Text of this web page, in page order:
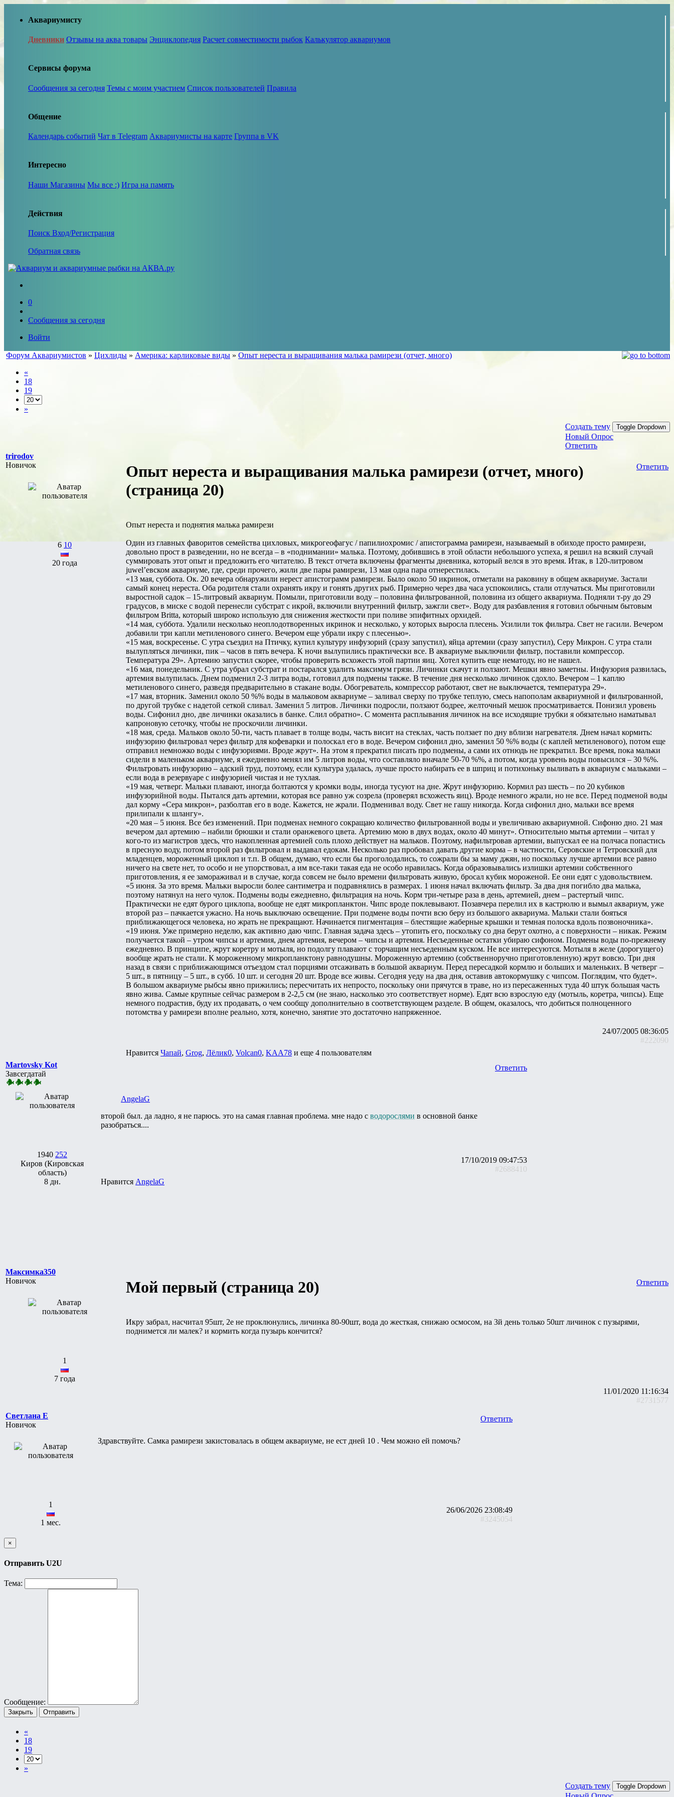
Аквариумисту
Дневники Отзывы на аква товары Энциклопедия Расчет совместимости рыбок Калькулятор аквариумов
Сервисы форума
Сообщения за сегодня Темы с моим участием Список пользователей Правила
Общение
Календарь событий Чат в Telegram Аквариумисты на карте Группа в VK
Интересно
Наши Магазины Мы все :) Игра на память
Действия
Поиск Вход/Регистрация
Обратная связь
0
Сообщения за сегодня
Войти
Форум Аквариумистов » Цихлиды » Америка: карликовые виды » Опыт нереста и выращивания малька рамирези (отчет, много)
«
18
19
»
Создать тему Toggle Dropdown
Новый Опрос
Ответить
trirodov
Новичок
6 10
20 года
Ответить
Опыт нереста и выращивания малька рамирези (отчет, много)
(страница 20)
Опыт нереста и поднятия малька рамирези
Один из главных фаворитов семейства цихловых, микрогеофагус / папилиохромис / апистограмма рамирези, называемый в обиходе просто рамирези,
довольно прост в разведении, но не всегда – в «поднимании» малька. Поэтому, добившись в этой области небольшого успеха, я решил на всякий случай
суммировать этот опыт и предложить его читателю. В текст отчета включены фрагменты дневника, который велся в это время. Итак, в 120-литровом
juwel’евском аквариуме, где, среди прочего, жили две пары рамирези, 13 мая одна пара отнерестилась.
«13 мая, суббота. Ок. 20 вечера обнаружили нерест апистограмм рамирези. Было около 50 икринок, отметали на раковину в общем аквариуме. Застали
самый конец нереста. Оба родителя стали охранять икру и гонять других рыб. Примерно через два часа успокоились, стали отлучаться. Мы приготовили
выростной садок – 15-литровый аквариум. Помыли, приготовили воду – половина фильтрованной, половина из общего аквариума. Подняли т-ру до 29
градусов, в миске с водой перенесли субстрат с икрой, включили внутренний фильтр, зажгли свет». Воду для разбавления я готовил обычным бытовым
фильтром Britta, который широко использую для снижения жесткости при поливе эпифитных орхидей.
«14 мая, суббота. Удалили несколько неоплодотворенных икринок и несколько, у которых выросла плесень. Усилили ток фильтра. Свет не гасили. Вечером
добавили три капли метиленового синего. Вечером еще убрали икру с плесенью».
«15 мая, воскресенье. С утра съездил на Птичку, купил культуру инфузорий (сразу запустил), яйца артемии (сразу запустил), Серу Микрон. С утра стали
вылупляться личинки, пик – часов в пять вечера. К ночи вылупились практически все. В аквариуме выключили фильтр, поставили компрессор.
Температура 29». Артемию запустил скорее, чтобы проверить всхожесть этой партии яиц. Хотел купить еще нематоду, но не нашел.
«16 мая, понедельник. С утра убрал субстрат и постарался удалить максимум грязи. Личинки скачут и ползают. Мешки явно заметны. Инфузория развилась,
артемия вылупилась. Днем подменил 2-3 литра воды, готовил для подмены также. В течение дня несколько личинок сдохло. Вечером – 1 каплю
метиленового синего, разведя предварительно в стакане воды. Обогреватель, компрессор работают, свет не выключается, температура 29».
«17 мая, вторник. Заменил около 50 %% воды в мальковом аквариуме – заливал сверху по трубке теплую, смесь напополам аквариумной и фильтрованной,
по другой трубке с надетой сеткой сливал. Заменил 5 литров. Личинки подросли, ползают бодрее, желточный мешок просматривается. Понизил уровень
воды. Сифонил дно, две личинки оказались в банке. Слил обратно». С момента расплывания личинок на все исходящие трубки я обязательно наматывал
капроновую сеточку, чтобы не проскочили личинки.
«18 мая, среда. Мальков около 50-ти, часть плавает в толще воды, часть висит на стеклах, часть ползает по дну вблизи нагревателя. Днем начал кормить:
инфузорию фильтровал через фильтр для кофеварки и полоскал его в воде. Вечером сифонил дно, заменил 50 %% воды (с каплей метиленового), потом еще
отправил немножко воды с инфузориями. Вроде жрут». На этом я прекратил писать про подмены, а сами их отнюдь не прекратил. Все время, пока мальки
сидели в маленьком аквариуме, я ежедневно менял им 5 литров воды, что составляло вначале 50-70 %%, а потом, когда уровень воды повысился – 30 %%.
Фильтровать инфузорию – адский труд, поэтому, если культура удалась, лучше просто набирать ее в шприц и потихоньку выливать в аквариум с мальками –
если вода в резервуаре с инфузорией чистая и не тухлая.
«19 мая, четверг. Мальки плавают, иногда болтаются у кромки воды, иногда тусуют на дне. Жрут инфузорию. Кормил раз шесть – по 20 кубиков
инфузорийной воды. Пытался дать артемии, которая все равно уж созрела (проверял всхожесть яиц). Вроде немного жрали, но не все. Перед подменой воды
дал корму «Сера микрон», разболтав его в воде. Кажется, не жрали. Подменивал воду. Свет не гашу никогда. Когда сифонил дно, мальки все время
прилипали к шлангу».
«20 мая – 5 июня. Все без изменений. При подменах немного сокращаю количество фильтрованной воды и увеличиваю аквариумной. Сифоню дно. 21 мая
вечером дал артемию – набили брюшки и стали оранжевого цвета. Артемию мою в двух водах, около 40 минут». Относительно мытья артемии – читал у
кого-то из магистров здесь, что накопленная артемией соль плохо действует на мальков. Поэтому, нафильтровав артемии, выпускал ее на полчаса попастись
в пресную воду, потом второй раз фильтровал и выдавал едокам. Несколько раз пробовал давать другие корма – в частности, Серовские и Тетровский для
младенцев, мороженный циклоп и т.п. В общем, думаю, что если бы проголодались, то сожрали бы за маму джян, но поскольку лучше артемии все равно
ничего на свете нет, то особо и не упорствовал, а им все-таки такая еда не особо нравилась. Когда образовывались излишки артемии собственного
приготовления, я ее замораживал и в случае, когда совсем не было времени фильтровать живую, бросал кубик мороженой. Ее они едят с удовольствием.
«5 июня. За это время. Мальки выросли более сантиметра и подравнялись в размерах. 1 июня начал включать фильтр. За два дня погибло два малька,
поэтому натянул на него чулок. Подмены воды ежедневно, фильтрация на ночь. Корм три-четыре раза в день, артемией, днем – растертый чипс.
Практически не едят бурого циклопа, вообще не едят микропланктон. Чипс вроде поклевывают. Позавчера перелил их в кастрюлю и вымыл аквариум, уже
второй раз – пачкается ужасно. На ночь выключаю освещение. При подмене воды почти всю беру из большого аквариума. Мальки стали бояться
приближающегося человека, но жрать не прекращают. Начинается пигментация – блестящие жаберные крышки и темная полоска вдоль позвоночника».
«19 июня. Уже примерно неделю, как активно даю чипс. Главная задача здесь – утопить его, поскольку со дна берут охотно, а с поверхности – никак. Режим
получается такой – утром чипсы и артемия, днем артемия, вечером – чипсы и артемия. Несъеденные остатки убираю сифоном. Подмены воды по-прежнему
ежедневно. В принципе, жрут коретру и мотыля, но подолгу плавают с торчащим несъеденным куском. Не все интересуются. Мотыля в желе (дорогущего)
вообще жрать не стали. К мороженному микропланктону равнодушны. Мороженную артемию (собственноручно приготовленную) жрут вовсю. Три дня
назад в связи с приближающимся отъездом стал порциями отсаживать в большой аквариум. Перед пересадкой кормлю и больших и маленьких. В четверг –
5 шт., в пятницу – 5 шт., в субб. 10 шт. и сегодня 20 шт. Вроде все живы. Сегодня уеду на два дня, оставив автокормушку с чипсом. Поглядим, что будет».
В большом аквариуме рыбсы явно прижились; пересчитать их непросто, поскольку они прячутся в траве, но из пересаженных туда 40 штук большая часть
явно жива. Самые крупные сейчас размером в 2-2,5 см (не знаю, насколько это соответствует норме). Едят всю взрослую еду (мотыль, коретра, чипсы). Еще
немного подрастив, буду их продавать, о чем сообщу дополнительно в соответствующем разделе. В общем, оказалось, что добиться полноценного
потомства у рамирези вполне реально, хотя, конечно, занятие это достаточно напряженное.
24/07/2005 08:36:05
#222090
Нравится Чапай, Grog, Лёлик0, Volcan0, KAA78 и еще 4 пользователям
Martovsky Kot
Завсегдатай
1940 252
Киров (Кировская
область)
8 дн.
Ответить
AngelaG
второй был. да ладно, я не парюсь. это на самая главная проблема. мне надо с водорослями в основной банке
разобраться....
17/10/2019 09:47:53
#2688410
Нравится AngelaG
Максимка350
Новичок
1
7 года
Ответить
Мой первый (страница 20)
Икру забрал, насчитал 95шт, 2е не проклюнулись, личинка 80-90шт, вода до жесткая, снижаю осмосом, на 3й день только 50шт личинок с пузырями,
поднимется ли малек? и кормить когда пузырь кончится?
11/01/2020 11:16:34
#2731577
Светлана Е
Новичок
1
1 мес.
Ответить
Здравствуйте. Самка рамирези закистовалась в общем аквариуме, не ест дней 10 . Чем можно ей помочь?
26/06/2026 23:08:49
#3245054
×
Отправить U2U
Тема:
Сообщение:
Закрыть Отправить
«
18
19
»
Создать тему Toggle Dropdown